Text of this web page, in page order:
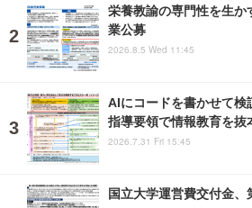
栄養教諭の専門性を生か
業公募
2026.8.5 Wed 11:45
AIにコードを書かせて
指導要領で情報教育を抜
2026.7.31 Fri 15:45
国立大学運営費交付金